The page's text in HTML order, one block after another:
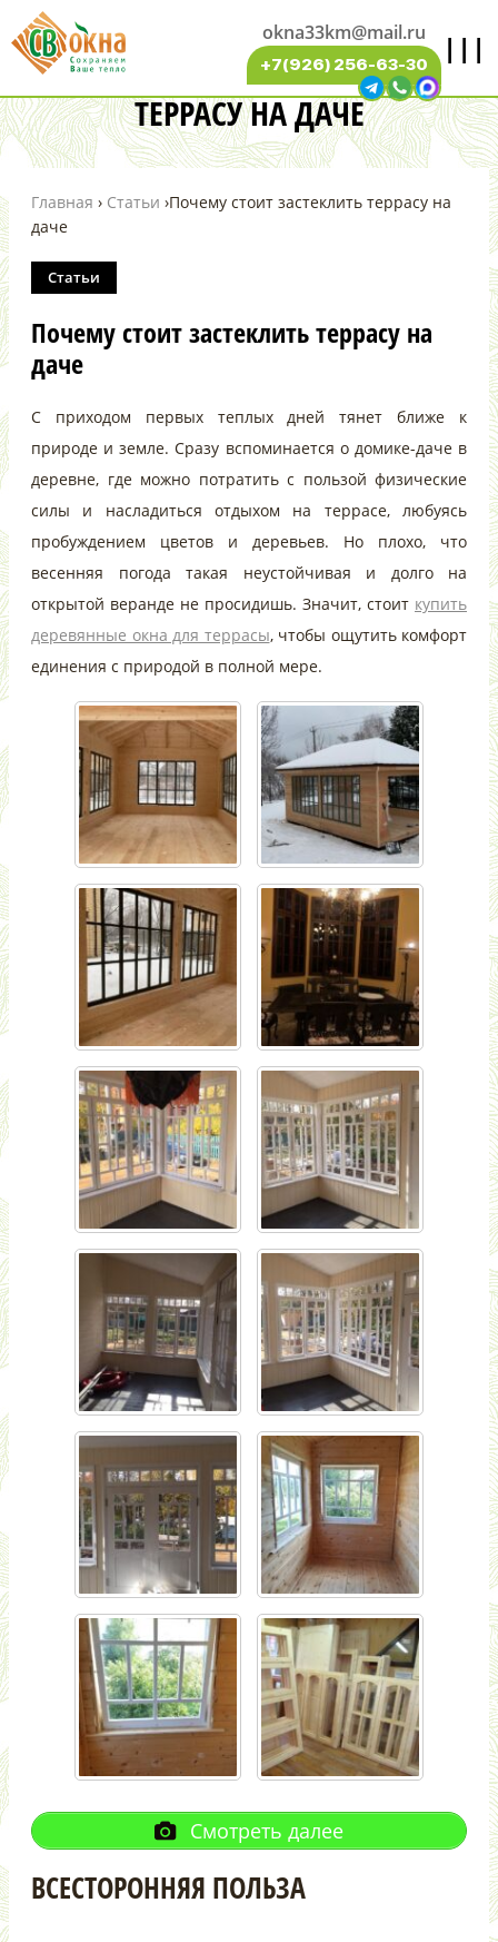
|||
okna33km@mail.ru
+7(926) 256-63-30
ПОЧЕМУ СТОИТ ЗАСТЕКЛИТЬ
ТЕРРАСУ НА ДАЧЕ
Главная › Статьи ›Почему стоит застеклить террасу на
даче
Статьи
Почему стоит застеклить террасу на
даче
С приходом первых теплых дней тянет ближе к
природе и земле. Сразу вспоминается о домике-даче в
деревне, где можно потратить с пользой физические
силы и насладиться отдыхом на террасе, любуясь
пробуждением цветов и деревьев. Но плохо, что
весенняя погода такая неустойчивая и долго на
открытой веранде не просидишь. Значит, стоит купить
деревянные окна для террасы, чтобы ощутить комфорт
единения с природой в полной мере.
Смотреть далее
ВСЕСТОРОННЯЯ ПОЛЬЗА